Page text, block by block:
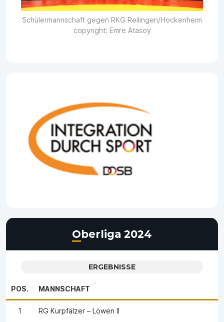
Schülermannschaft gegen RKG Reilingen/Hockenheim
copyright: Emre Atasoy
Oberliga 2024
ERGEBNISSE
POS. MANNSCHAFT
1 RG Kurpfälzer – Löwen II